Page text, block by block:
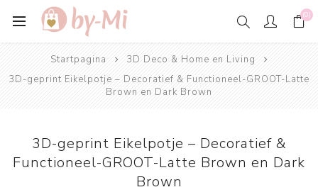
(0)
Startpagina
3D Deco & Home en Living
3D-geprint Eikelpotje – Decoratief & Functioneel-GROOT-Latte
Brown en Dark Brown
3D-geprint Eikelpotje – Decoratief &
Functioneel-GROOT-Latte Brown en Dark
Brown